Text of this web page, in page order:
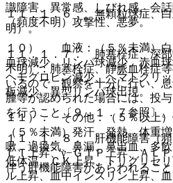
識障害、異常感、しびれ感、会
（頻度不明）攻撃性、悪夢。
１０）． 血液：（５％未満）
血球減少、リンパ球減少、赤血
ヘモグロビン減少、ヘマトクリ
板減少、異型リンパ球出現。
１１）． その他：（５％以上）
（５％未満）発汗、発熱、体重
嗽、過換気、鼻漏、鼻出血、多
低体温、ＣＫ上昇、トリグリセ
ル上昇、血中インスリン上昇、
１１．１．６． 無顆粒球症、
明）。
１１．１．７． 肺塞栓症、深
不明）：肺塞栓症、静脈血栓症
いるので、観察を十分に行い、
腫等が認められた場合には、投
を行うこと〔９．１．７参照〕。
１１．１．８． 肝機能障害（
ＬＴ上昇、γ−ＧＴＰ上昇、ＡＬ
伴う肝機能障害があらわれること